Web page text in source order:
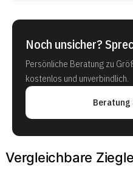
Noch unsicher?
Persönliche Beratung zu
kostenlos und unverbindlich.
Vergleichbare